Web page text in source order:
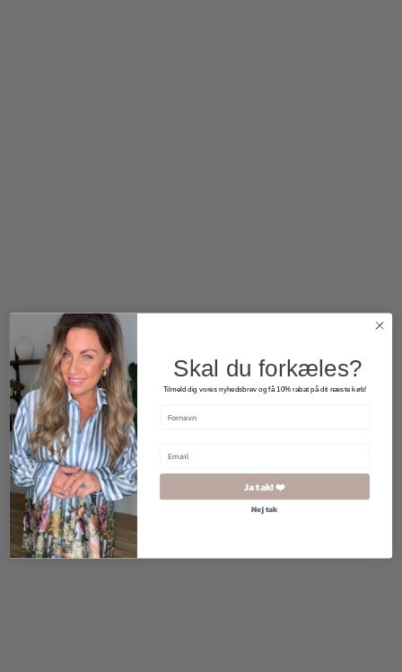
500,00kr.250,00
Skal du forkæles?
Tilmeld dig vores nyhedsbrev og få 10% rabat på dit næste køb!
Ja tak! ❤️
Nej tak